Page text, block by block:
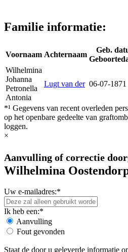
Familie informatie:
Voornaam Achternaam
Geb.
Wilhelmina
Johanna
Petronella
Antonia
Lugt van der 06-07-1871
*¹ Gegevens van recent overleden
op het openbare gedeelte van
loggen.
×
Aanvulling of correctie
Wilhelmina
Uw e-mailadres:*
Ik heb een:*
Aanvulling
Fout gevonden
Staat de door u geleverde informatie